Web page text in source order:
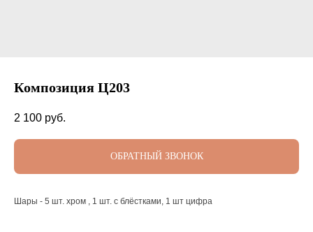
Композиция Ц203
2 100 руб.
ОБРАТНЫЙ ЗВОНОК
Шары - 5 шт. хром , 1 шт. с блёстками, 1 шт цифра